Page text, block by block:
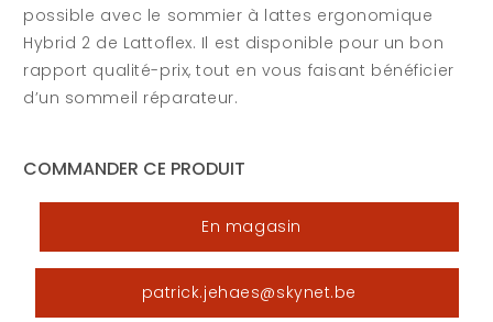
possible avec le sommier à lattes ergonomique
Hybrid 2 de Lattoflex. Il est disponible pour un bon
rapport qualité-prix, tout en vous faisant bénéficier
d’un sommeil réparateur.
COMMANDER CE PRODUIT
En magasin
patrick.jehaes@skynet.be